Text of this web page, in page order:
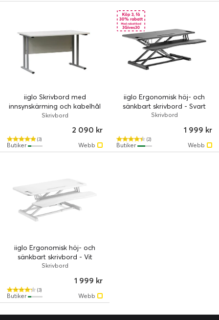
iiglo Skrivbord med
innsynskärming och kabelhål
- Vit
Skrivbord
(3)
2 090 kr
Webb
Butiker
iiglo Ergonomisk höj- och
sänkbart skrivbord - Svart
Skrivbord
(2)
1 999 kr
Webb
Butiker
iiglo Ergonomisk höj- och
sänkbart skrivbord - Vit
Skrivbord
(3)
1 999 kr
Webb
Butiker